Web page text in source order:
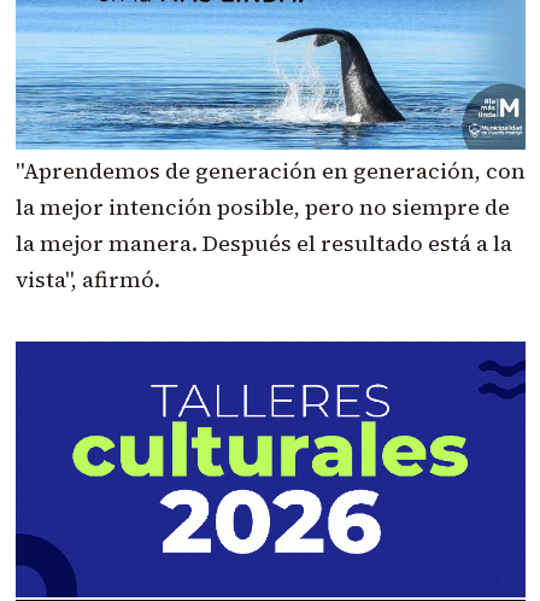
"Aprendemos de generación en generación, con
la mejor intención posible, pero no siempre de
la mejor manera. Después el resultado está a la
vista", afirmó.